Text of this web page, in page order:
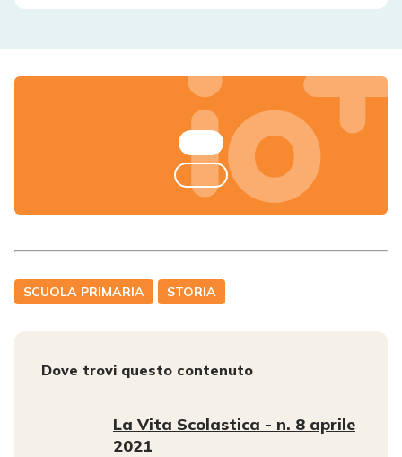
SCUOLA PRIMARIA STORIA
Dove trovi questo contenuto
La Vita Scolastica - n. 8 aprile
2021